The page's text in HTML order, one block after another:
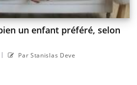
un enfant préféré, selon
| Par Stanislas Deve